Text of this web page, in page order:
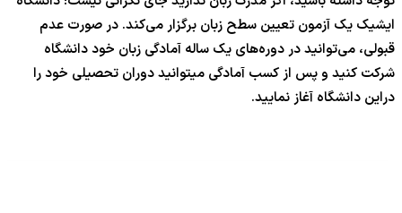
ایشیک یک آزمون تعیین سطح زبان برگزار می‌کند. در صورت عدم
قبولی، می‌توانید در دوره‌های یک ساله آمادگی زبان خود دانشگاه
شرکت کنید و پس از کسب آمادگی میتوانید دوران تحصیلی خود را
دراین دانشگاه آغاز نمایید.